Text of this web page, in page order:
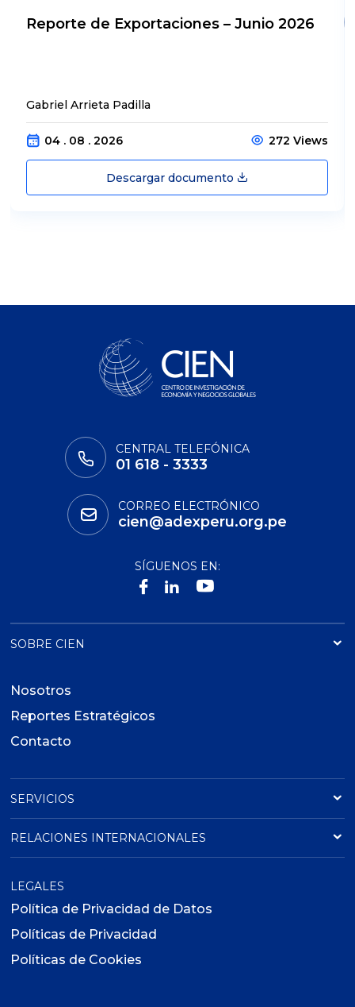
Reporte de Exportaciones – Junio 2026
Gabriel Arrieta Padilla
04 . 08 . 2026 272 Views
Descargar documento
CENTRAL TELEFÓNICA
01 618 - 3333
CORREO ELECTRÓNICO
cien@adexperu.org.pe
SÍGUENOS EN:
SOBRE CIEN
Nosotros
Reportes Estratégicos
Contacto
SERVICIOS
RELACIONES INTERNACIONALES
LEGALES
Política de Privacidad de Datos
Políticas de Privacidad
Políticas de Cookies